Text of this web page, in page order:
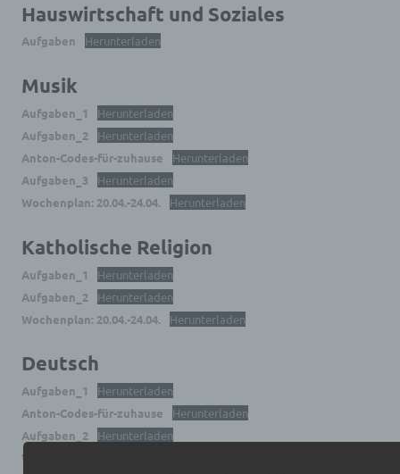
Hauswirtschaft und Soziales
Aufgaben Herunterladen
Musik
Aufgaben_1
Herunterladen
Aufgaben_2
Herunterladen
Anton-Codes-für-zuhause
Herunterladen
Aufgaben_3
Herunterladen
Wochenplan: 20.04.-24.04.
Herunterladen
Katholische Religion
Aufgaben_1
Herunterladen
Aufgaben_2
Herunterladen
Wochenplan: 20.04.-24.04.
Herunterladen
Deutsch
Aufgaben_1
Herunterladen
Anton-Codes-für-zuhause
Herunterladen
Aufgaben_2
Herunterladen
Wochenplan: 20.04-24.04.